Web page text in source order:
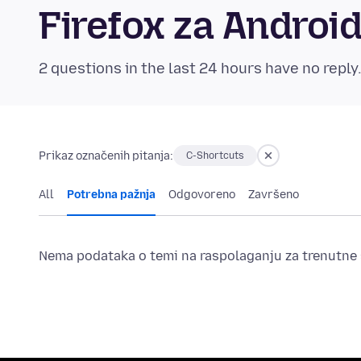
Firefox za
2 questions in the last 24 hours have no
Prikaz označenih pitanja: C-Shortcuts
All Potrebna pažnja Odgovoreno Završeno
Nema podataka o temi na raspolaganju za